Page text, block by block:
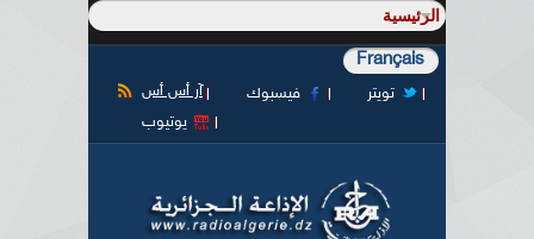
Français
آر أس أس فيسبوك
تويتر
يوتيوب